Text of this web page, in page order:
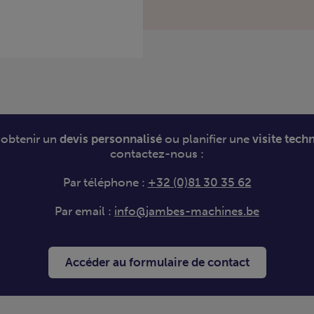
un devis personnaliséou planifier unevisite
contactez-nous :
Par téléphone : +32 (0)81 30 35 62
Par email : info@jambes-machines.be
Accéder au formulaire de contact